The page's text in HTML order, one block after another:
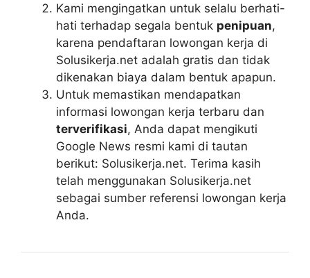
Kami mengingatkan untuk selalu berhati-
hati terhadap segala bentuk penipuan,
karena pendaftaran lowongan kerja di
Solusikerja.net adalah gratis dan tidak
dikenakan biaya dalam bentuk apapun.
Untuk memastikan mendapatkan
informasi lowongan kerja terbaru dan
terverifikasi, Anda dapat mengikuti
Google News resmi kami di tautan
berikut: Solusikerja.net. Terima kasih
telah menggunakan Solusikerja.net
sebagai sumber referensi lowongan kerja
Anda.